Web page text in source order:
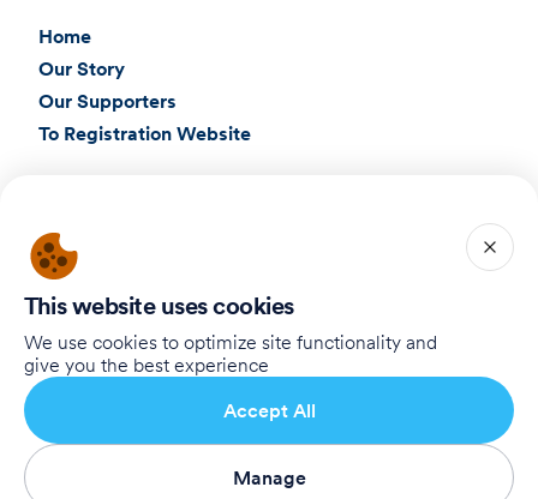
Home
Our Story
Our Supporters
To Registration Website
giving@test.taglit.foundation
Privacy Policy Accessibility Statement
This website uses cookies
We use cookies to optimize site functionality and
give you the best experience
Manage
Accept All